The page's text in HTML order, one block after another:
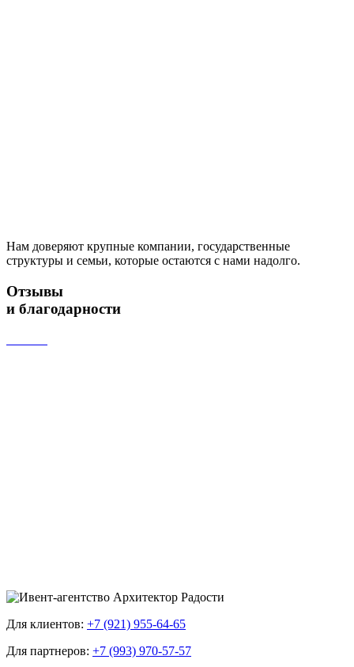
Нам доверяют крупные компании, государственные
структуры и семьи, которые остаются с нами надолго.
Отзывы
и благодарности
Для клиентов: +7 (921) 955-64-65
Для партнеров: +7 (993) 970-57-57